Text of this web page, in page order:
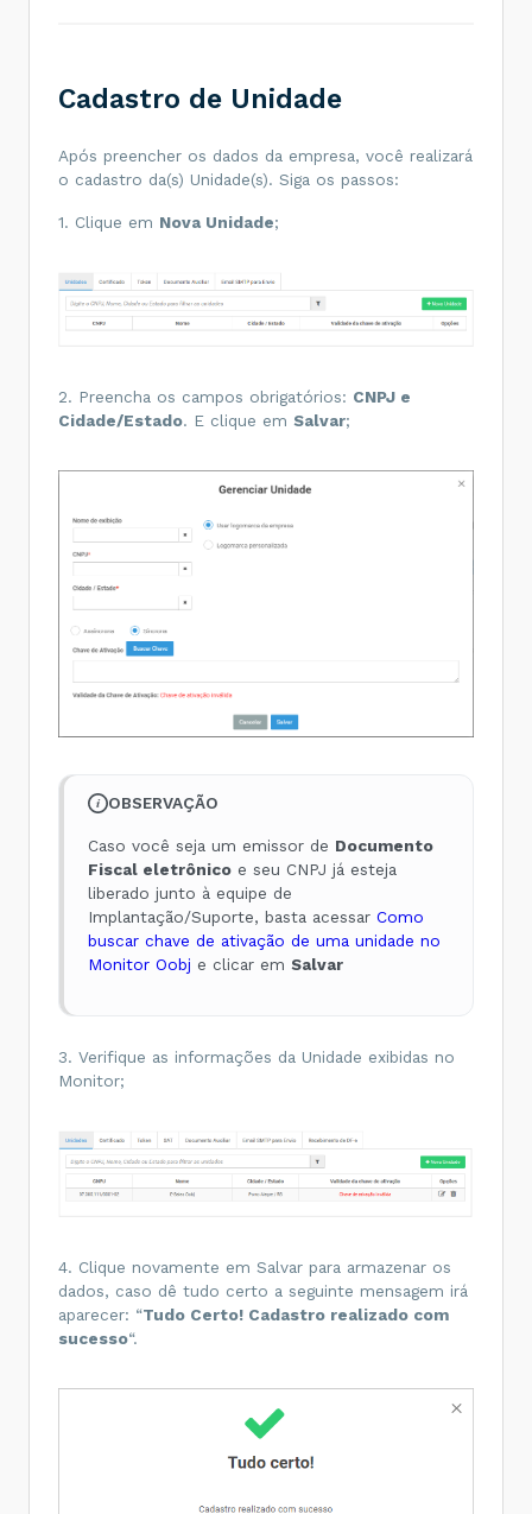
Cadastro de Unidade
Após preencher os dados da empresa, você realizará
o cadastro da(s) Unidade(s). Siga os passos:
1. Clique em Nova Unidade;
2. Preencha os campos obrigatórios: CNPJ e
Cidade/Estado. E clique em Salvar;
OBSERVAÇÃO
Caso você seja um emissor de Documento
Fiscal eletrônico e seu CNPJ já esteja
liberado junto à equipe de
Implantação/Suporte, basta acessar Como
buscar chave de ativação de uma unidade no
Monitor Oobj e clicar em Salvar
3. Verifique as informações da Unidade exibidas no
Monitor;
4. Clique novamente em Salvar para armazenar os
dados, caso dê tudo certo a seguinte mensagem irá
aparecer: “Tudo Certo! Cadastro realizado com
sucesso“.